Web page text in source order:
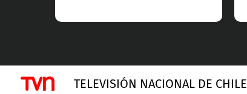
TELEVISIÓN NACIONAL DE CHILE